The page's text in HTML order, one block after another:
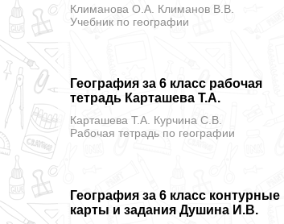
Климанова О.А. Климанов В.В.
Учебник по географии
География за 6 класс рабочая
тетрадь Карташева Т.А.
Карташева Т.А. Курчина С.В.
Рабочая тетрадь по географии
География за 6 класс контурные
карты и задания Душина И.В.